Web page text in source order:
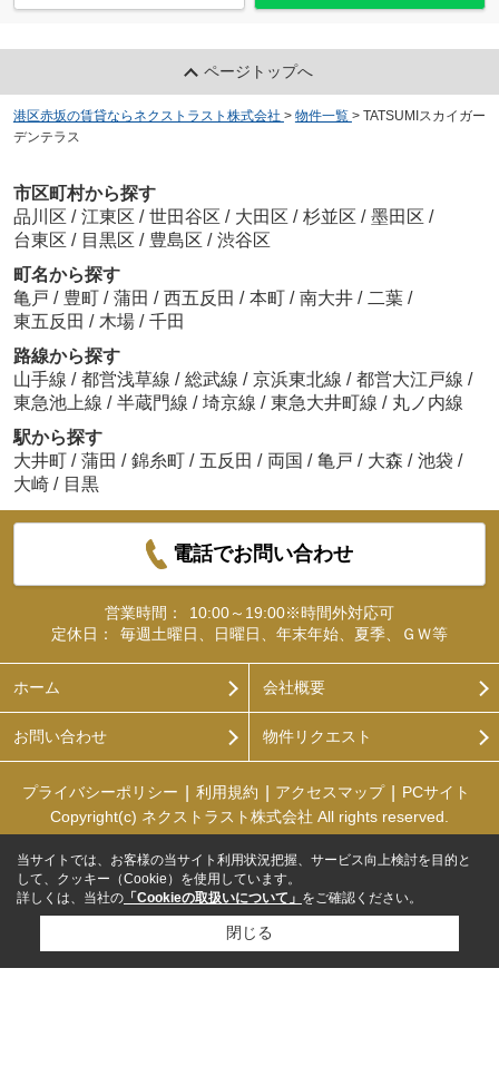
ページトップへ
港区赤坂の賃貸ならネクストラスト株式会社 > 物件一覧 > TATSUMIスカイガー
デンテラス
市区町村から探す
品川区 / 江東区 / 世田谷区 / 大田区 / 杉並区 / 墨田区 /
台東区 / 目黒区 / 豊島区 / 渋谷区
町名から探す
亀戸 / 豊町 / 蒲田 / 西五反田 / 本町 / 南大井 / 二葉 /
東五反田 / 木場 / 千田
路線から探す
山手線 / 都営浅草線 / 総武線 / 京浜東北線 / 都営大江戸線 /
東急池上線 / 半蔵門線 / 埼京線 / 東急大井町線 / 丸ノ内線
駅から探す
大井町 / 蒲田 / 錦糸町 / 五反田 / 両国 / 亀戸 / 大森 / 池袋 /
大崎 / 目黒
電話でお問い合わせ
営業時間：
10:00～19:00※時間外対応可
定休日：
毎週土曜日、日曜日、年末年始、夏季、ＧＷ等
ホーム 会社概要
お問い合わせ 物件リクエスト
プライバシーポリシー 利用規約 アクセスマップ
PCサイト
Copyright(c) ネクストラスト株式会社 All rights reserved.
当サイトでは、お客様の当サイト利用状況把握、サービス向上検討を目的と
して、クッキー（Cookie）を使用しています。
詳しくは、当社の 「Cookieの取扱いについて」 をご確認ください。
閉じる